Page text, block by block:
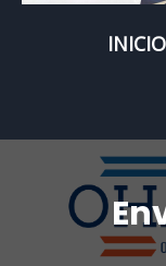
INICIO